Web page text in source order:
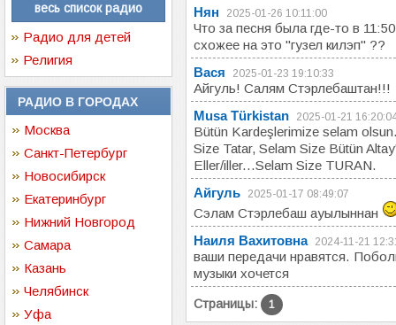
весь список радио
Радио для детей
Религия
РАДИО В ГОРОДАХ
Москва
Санкт-Петербург
Новосибирск
Екатеринбург
Нижний Новгород
Самара
Казань
Челябинск
Уфа
Нян
2025-01-26 10:11:00
Что за песня была где-то в
схожее на это "гузел килэп" ??
Вася
2025-01-23 19:10:33
Айгуль! Салям Стэрлебаштан!!!
Musa Türkistan
2025-01-21
Bütün Kardeşlerimize selam
Size Tatar, Selam Size Bütün
Eller/iller...Selam Size TURAN.
Айгуль
2025-01-17 08:49:07
Сэлам Стэрлебаш ауылыннан
Наиля Вахитовна
2024-11-21
ваши передачи нравятся.
музыки хочется
Страницы: 1